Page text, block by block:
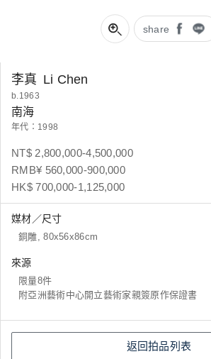
share
李真 Li Chen
b.1963
南海
年代：1998
NT$ 2,800,000-4,500,000
RMB¥ 560,000-900,000
HK$ 700,000-1,125,000
媒材／尺寸
銅雕, 80x56x86cm
來源
限量8件
附亞洲藝術中心開立藝術家親簽原作保證書
返回拍品列表